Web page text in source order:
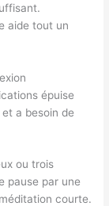
aide tout un
épuise
a besoin de
ou trois
pause par une
courte.